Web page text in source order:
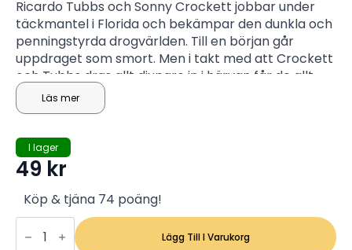
Ricardo Tubbs och Sonny Crockett jobbar under
täckmantel i Florida och bekämpar den dunkla och
penningstyrda drogvärlden. Till en början går
uppdraget som smort. Men i takt med att Crockett
och Tubbs dras allt djupare in i härvan får de allt
svårare att bibehålla gränsen mellan polis och
deras hemliga identitet.
Läs mer
I lager
49 kr
Köp & tjäna 74 poäng!
Miami
Vice Lägg Till I Varukorg